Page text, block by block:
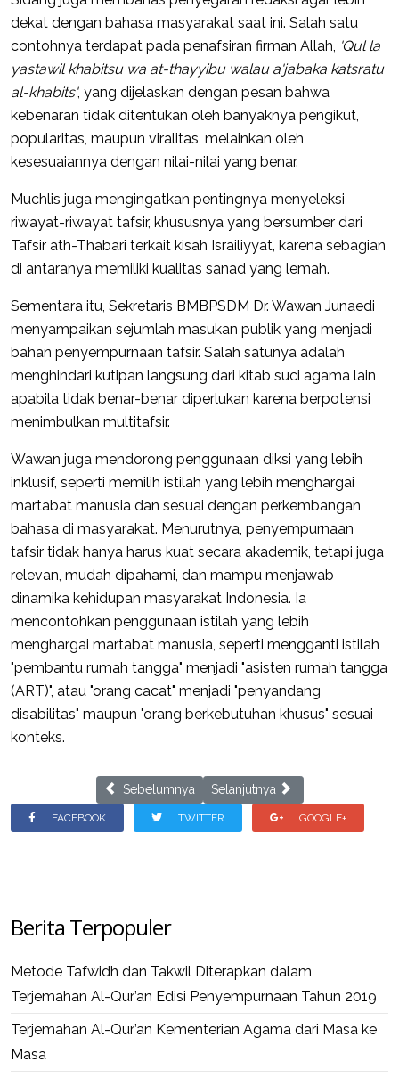
dekat dengan bahasa masyarakat saat ini. Salah satu
contohnya terdapat pada penafsiran firman Allah, 'Qul la
yastawil khabitsu wa at-thayyibu walau a'jabaka katsratu
al-khabits', yang dijelaskan dengan pesan bahwa
kebenaran tidak ditentukan oleh banyaknya pengikut,
popularitas, maupun viralitas, melainkan oleh
kesesuaiannya dengan nilai-nilai yang benar.
Muchlis juga mengingatkan pentingnya menyeleksi
riwayat-riwayat tafsir, khususnya yang bersumber dari
Tafsir ath-Thabari terkait kisah Israiliyyat, karena sebagian
di antaranya memiliki kualitas sanad yang lemah.
Sementara itu, Sekretaris BMBPSDM Dr. Wawan Junaedi
menyampaikan sejumlah masukan publik yang menjadi
bahan penyempurnaan tafsir. Salah satunya adalah
menghindari kutipan langsung dari kitab suci agama lain
apabila tidak benar-benar diperlukan karena berpotensi
menimbulkan multitafsir.
Wawan juga mendorong penggunaan diksi yang lebih
inklusif, seperti memilih istilah yang lebih menghargai
martabat manusia dan sesuai dengan perkembangan
bahasa di masyarakat. Menurutnya, penyempurnaan
tafsir tidak hanya harus kuat secara akademik, tetapi juga
relevan, mudah dipahami, dan mampu menjawab
dinamika kehidupan masyarakat Indonesia. Ia
mencontohkan penggunaan istilah yang lebih
menghargai martabat manusia, seperti mengganti istilah
"pembantu rumah tangga" menjadi "asisten rumah tangga
(ART)", atau "orang cacat" menjadi "penyandang
disabilitas" maupun "orang berkebutuhan khusus" sesuai
konteks.
Previous article: LPMQ Bahas Penyusunan
Sebelumnya Next article: AMIDA Jawa Barat
Selanjutnya
FACEBOOK TWITTER GOOGLE+
Berita Terpopuler
Metode Tafwidh dan Takwil Diterapkan dalam
Terjemahan Al-Qur’an Edisi Penyempurnaan Tahun 2019
Terjemahan Al-Qur’an Kementerian Agama dari Masa ke
Masa